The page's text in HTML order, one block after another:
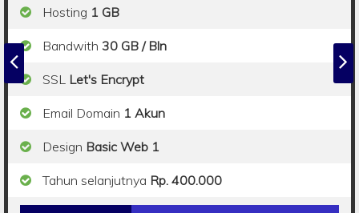
Hosting 1 GB
Bandwith 30 GB / Bln
SSL Let's Encrypt
Email Domain 1 Akun
Design Basic Web 1
Tahun selanjutnya Rp. 400.000